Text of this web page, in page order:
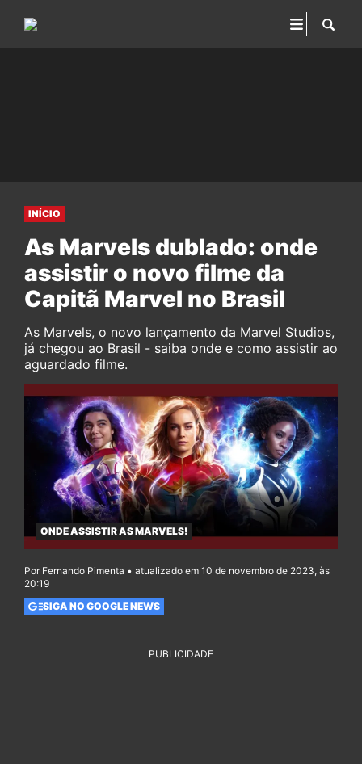
INÍCIO
As Marvels dublado: onde
assistir o novo filme da
Capitã Marvel no Brasil
As Marvels, o novo lançamento da Marvel Studios,
já chegou ao Brasil - saiba onde e como assistir ao
aguardado filme.
ONDE ASSISTIR AS MARVELS!
Por Fernando Pimenta • atualizado em 10 de novembro de 2023, às
20:19
SIGA NO GOOGLE NEWS
PUBLICIDADE